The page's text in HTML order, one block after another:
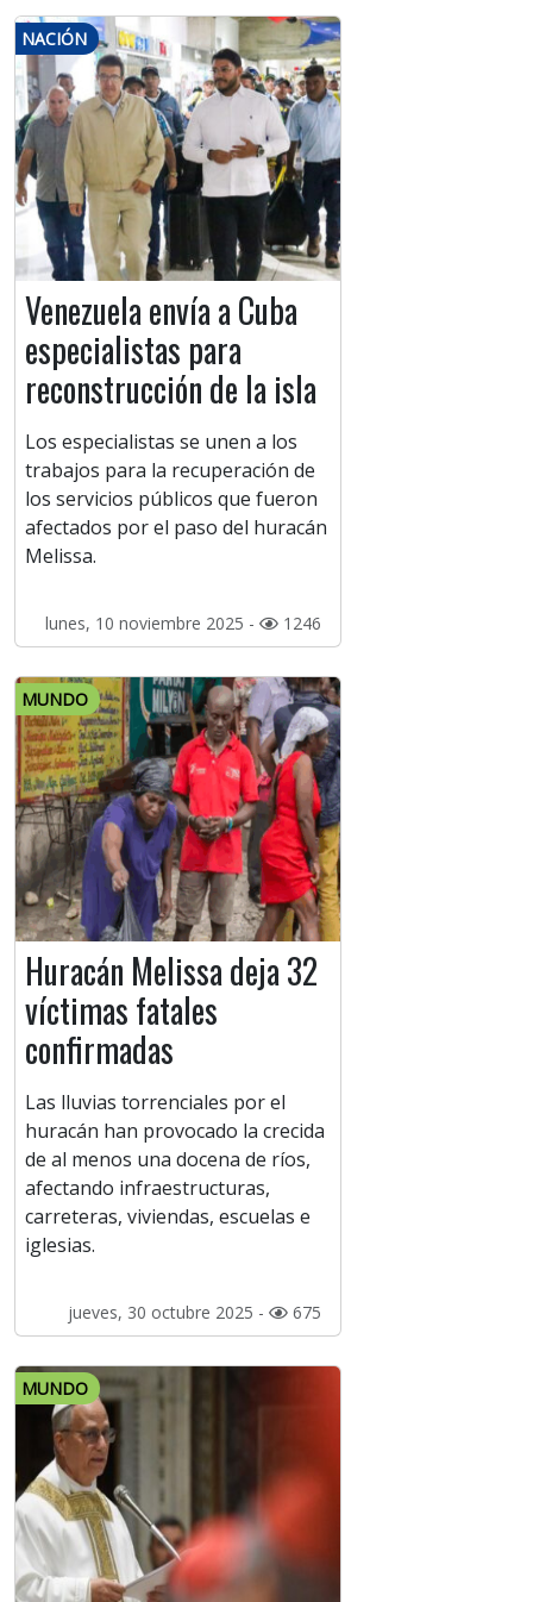
NACIÓN
Venezuela envía a Cuba
especialistas para
reconstrucción de la isla
Los especialistas se unen a los
trabajos para la recuperación de
los servicios públicos que fueron
afectados por el paso del huracán
Melissa.
lunes, 10 noviembre 2025 - 1246
MUNDO
Huracán Melissa deja 32
víctimas fatales
confirmadas
Las lluvias torrenciales por el
huracán han provocado la crecida
de al menos una docena de ríos,
afectando infraestructuras,
carreteras, viviendas, escuelas e
iglesias.
jueves, 30 octubre 2025 - 675
MUNDO